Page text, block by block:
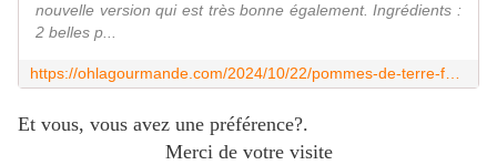
nouvelle version qui est très bonne également. Ingrédients :
2 belles p...
Et vous, vous avez une préférence?.
Merci de votre visite